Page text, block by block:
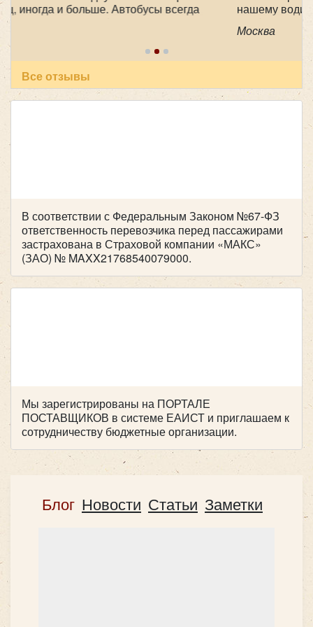
нашему водителю Феликсу, за его
специалистов! Очень приятный человек! В
автобусе всегда чисто, опрятно. Всем
рекомендуем пользоваться вашей транспортной
компанией , все слажено и главное надежно!
Желаем успехов и процветания !
Все отзывы
В соответствии с Федеральным Законом №67-ФЗ
ответственность перевозчика перед пассажирами
застрахована в Страховой компании «МАКС»
(ЗАО) № MAXX21768540079000.
Мы зарегистрированы на ПОРТАЛЕ
ПОСТАВЩИКОВ в системе ЕАИСТ и приглашаем к
сотрудничеству бюджетные организации.
Количество мест:20
Количество мест:6
Цена от:800 руб/час
Так же вы можете выбрать и любую другую машину в
Блог Новости Статьи Заметки